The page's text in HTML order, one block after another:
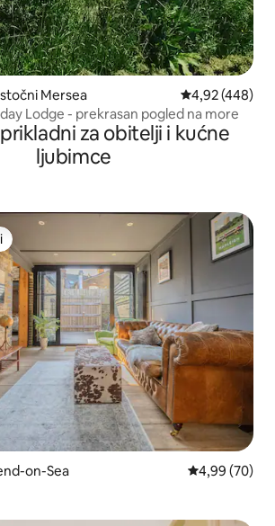
Mersea Prosječna
4,92 (448)
Lodge - prekrasan pogled na more
za obitelji i kućne
ljubimce
s oznakom „Odabrali gosti”
on-Sea Prosječna
4,99 (70)